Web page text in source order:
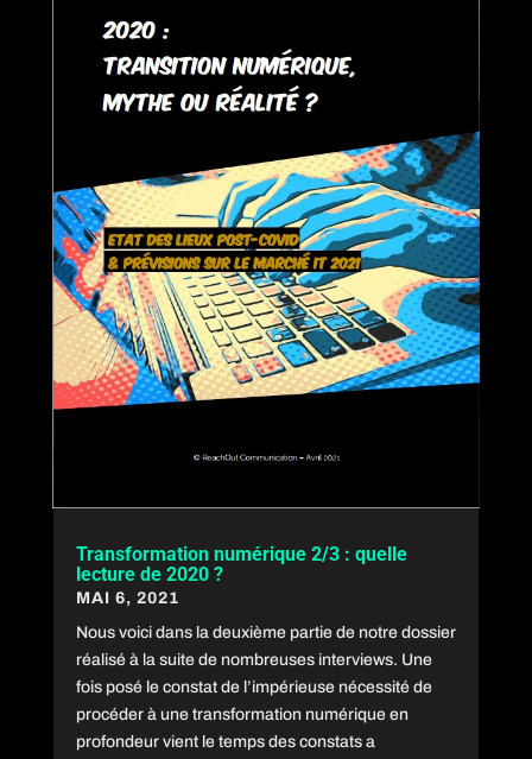
Transformation numérique 2/3 : quelle
lecture de 2020 ?
MAI 6, 2021
Nous voici dans la deuxième partie de notre dossier
réalisé à la suite de nombreuses interviews. Une
fois posé le constat de l’impérieuse nécessité de
procéder à une transformation numérique en
profondeur vient le temps des constats a